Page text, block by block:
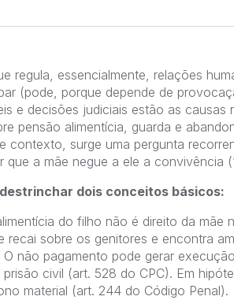
regula, essencialmente, relações
(pode, porque depende de
e decisões judiciais estão as causas
pensão alimentícia, guarda e
contexto, surge uma pergunta
que a mãe negue a ele a convivência
dois conceitos básicos:
do filho não é direito da mãe
recai sobre os genitores e encontra
não pagamento pode gerar
civil (art. 528 do CPC). Em
material (art. 244 do Código Penal).